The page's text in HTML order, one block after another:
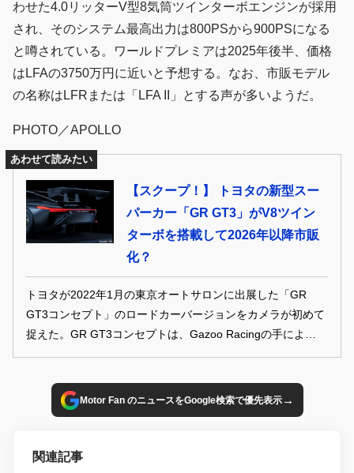
わせた4.0リッターV型8気筒ツインターボエンジンが採用
され、そのシステム最高出力は800PSから900PSになる
と噂されている。ワールドプレミアは2025年後半、価格
はLFAの3750万円に近いと予想する。なお、市販モデル
の名称はLFRまたは「LFA II」とする声が多いようだ。
PHOTO／APOLLO
あわせて読みたい
【スクープ！】 トヨタの新型スー
パーカー「GR GT3」がV8ツイン
ターボを搭載して2026年以降市販
化？
トヨタが2022年1月の東京オートサロンに出展した「GR
GT3コンセプト」のロードカーバージョンをカメラが初めて
捉えた。GR GT3コンセプトは、Gazoo Racingの手により開
発が進められているが、市販モデルも導入される可能性が高
Motor Fan のニュースをGoogle検索で優先表示→
関連記事